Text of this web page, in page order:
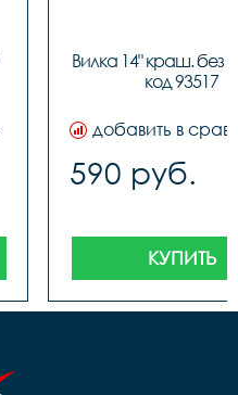
Вилка 14" краш. без
код 93517
добавить в
590 руб.
КУПИТЬ